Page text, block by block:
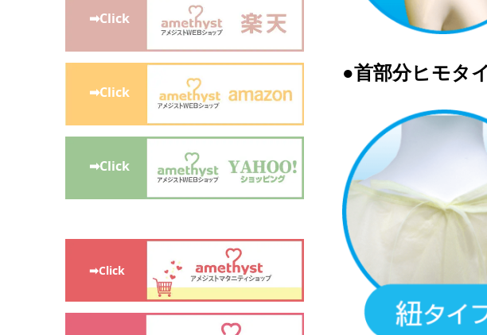
●首部分ヒモタ
➡Click
➡Click
➡Click
➡Click